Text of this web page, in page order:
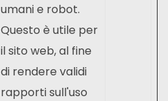
umani e robot.
Questo è utile per
il sito web, al fine
di rendere validi
rapporti sull'uso